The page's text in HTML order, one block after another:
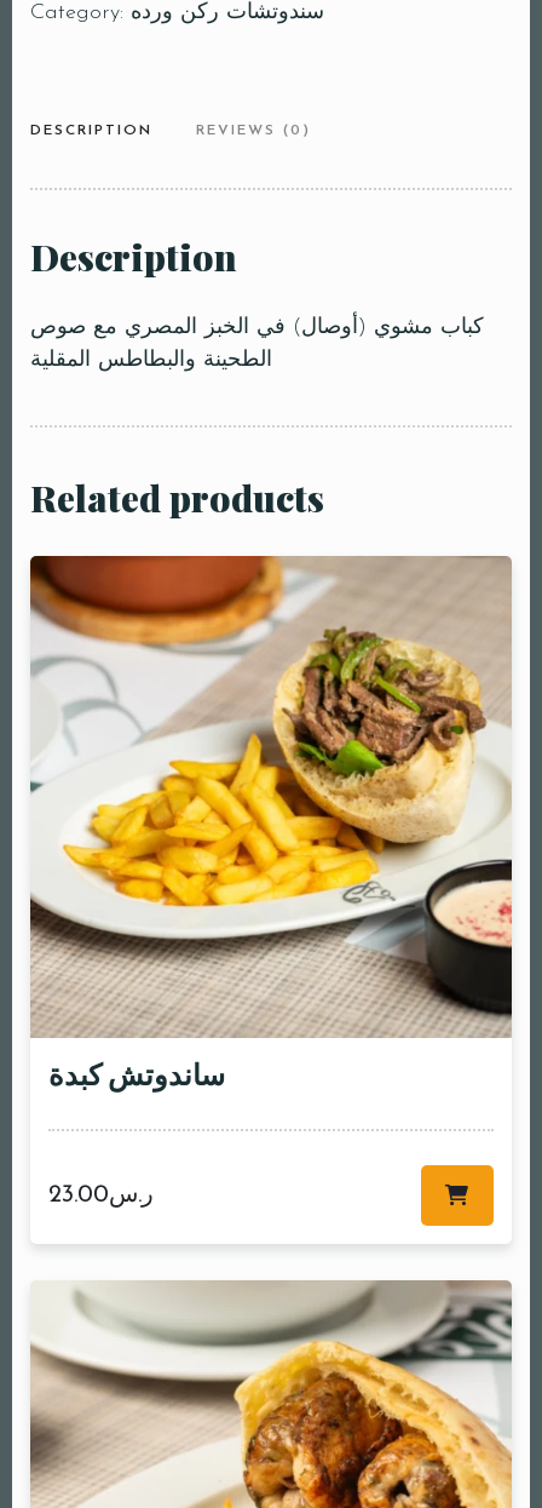
Category: سندوتشات ركن ورده
DESCRIPTION REVIEWS (0)
Description
كباب مشوي (أوصال) في الخبز المصري مع صوص
الطحينة والبطاطس المقلية
Related products
ساندوتش كبدة
ر.س23.00